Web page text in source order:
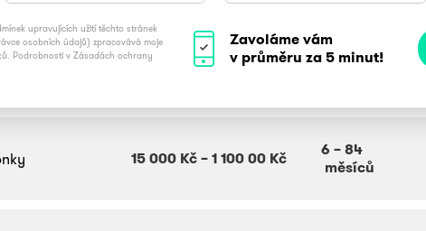
upravujících užití těchto stránek
osobních údajů) zpracovává moje
Podrobnosti v Zásadách ochrany
Zavoláme vám
v průměru za 5 minut!
15 000 Kč – 1 100 00 Kč 6 – 84
měsíců